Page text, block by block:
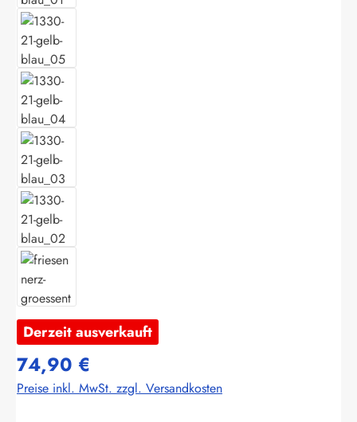
Derzeit ausverkauft
74,90 €
Preise inkl. MwSt. zzgl. Versandkosten